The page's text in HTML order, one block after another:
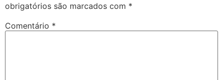
obrigatórios são marcados com *
Comentário *